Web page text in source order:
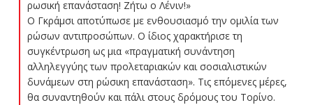
ρωσική επανάσταση! Ζήτω ο Λένιν!»
Ο Γκράμσι αποτύπωσε με ενθουσιασμό την ομιλία των
ρώσων αντιπροσώπων. Ο ίδιος χαρακτήρισε τη
συγκέντρωση ως μια «πραγματική συνάντηση
αλληλεγγύης των προλεταριακών και σοσιαλιστικών
δυνάμεων στη ρώσικη επανάσταση». Τις επόμενες μέρες,
θα συναντηθούν και πάλι στους δρόμους του Τορίνο.